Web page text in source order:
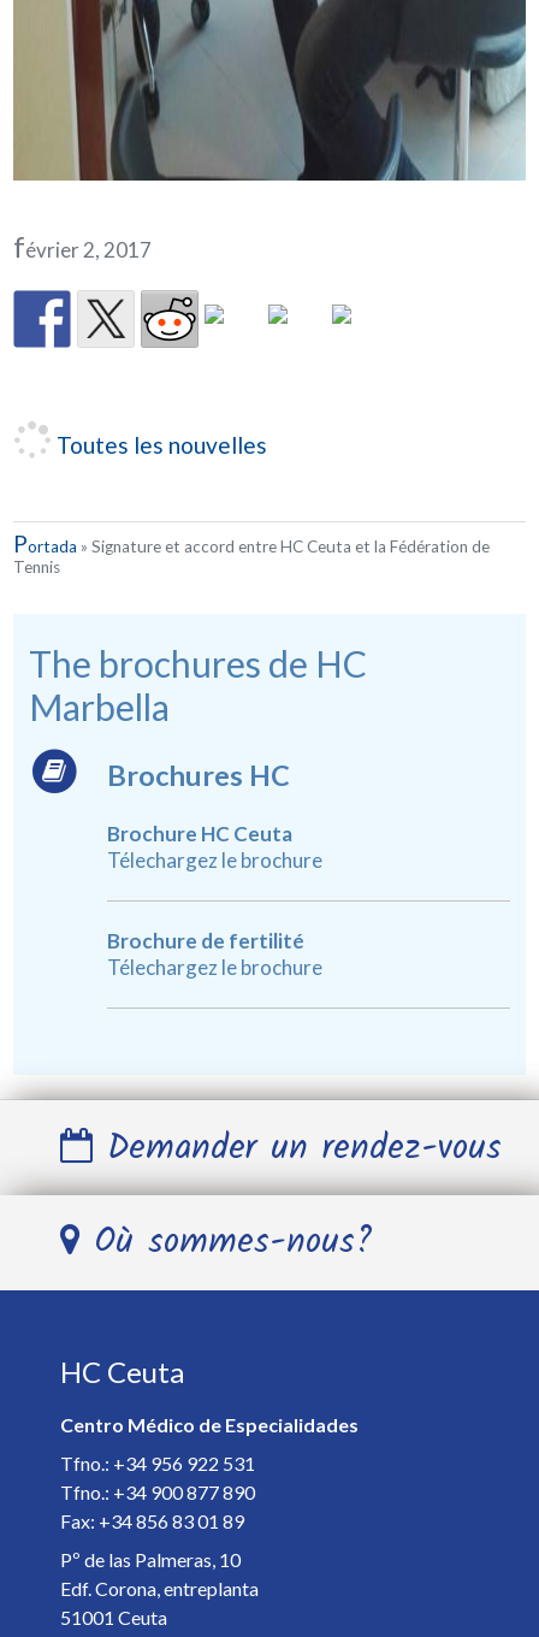
février 2, 2017
Toutes les nouvelles
Portada »Signature et accord entre HC Ceuta et la Fédération de
Tennis
The brochures de HC
Marbella
Brochures HC
Brochure HC Ceuta
Télechargez le brochure
Brochure de fertilité
Télechargez le brochure
Demander un rendez-vous
Télephone *
E-mail *
Spécialiste *
Détails de votre rendez-vous *
Où sommes-nous?
HC Ceuta
Centro Médico de Especialidades
Tfno.: +34 956 922 531
Tfno.: +34 900 877 890
Fax: +34 856 83 01 89
Pº de las Palmeras, 10
Edf. Corona, entreplanta
51001 Ceuta